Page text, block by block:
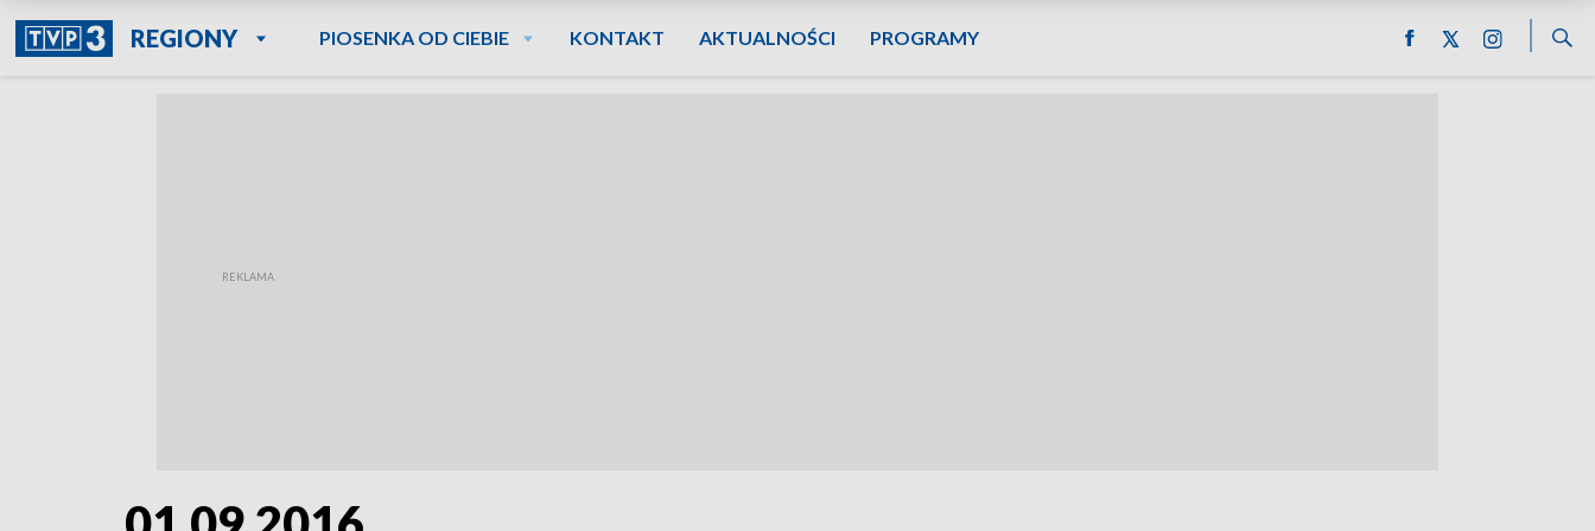
REGIONY PIOSENKA OD CIEBIE KONTAKT AKTUALNOŚCI PROGRAMY